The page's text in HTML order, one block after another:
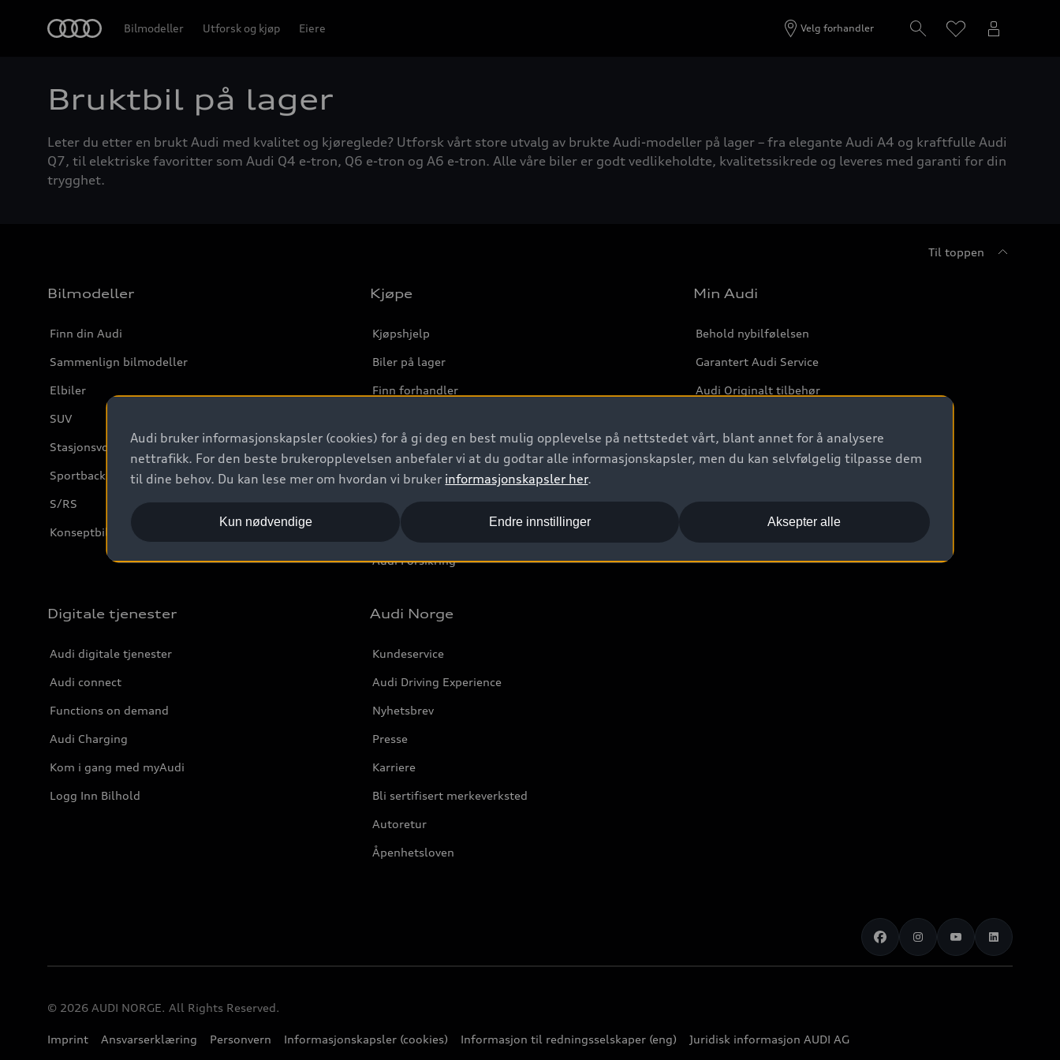
Bilmodeller Utforsk og kjøp Eiere Velg forhandler
Bruktbil på lager
Leter du etter en brukt Audi med kvalitet og kjøreglede? Utforsk vårt store utvalg av brukte Audi-modeller på lager – fra elegante Audi A4 og kraftfulle Audi
Q7, til elektriske favoritter som Audi Q4 e-tron, Q6 e-tron og A6 e-tron. Alle våre biler er godt vedlikeholdte, kvalitetssikrede og leveres med garanti for din
trygghet.
Til toppen
Bilmodeller
Finn din Audi
Sammenlign bilmodeller
Elbiler
SUV
Stasjonsvogn
Sportback
S/RS
Konseptbiler og prototyper
Kjøpe
Kjøpshjelp
Biler på lager
Finn forhandler
Kontakt forhandler
Prislister
Leasing
Bilgarantier
Audi Forsikring
Min Audi
Behold nybilfølelsen
Garantert Audi Service
Audi Originalt tilbehør
Digitale tjenester
Audi digitale tjenester
Audi connect
Functions on demand
Audi Charging
Kom i gang med myAudi
Logg Inn Bilhold
Audi Norge
Kundeservice
Audi Driving Experience
Nyhetsbrev
Presse
Karriere
Bli sertifisert merkeverksted
Autoretur
Åpenhetsloven
© 2026 AUDI NORGE. All Rights Reserved.
Imprint Ansvarserklæring Personvern Informasjonskapsler (cookies) Informasjon til redningsselskaper (eng) Juridisk informasjon AUDI AG
Audi bruker informasjonskapsler (cookies) for å gi deg en best mulig opplevelse på nettstedet vårt, blant annet for å analysere
nettrafikk. For den beste brukeropplevelsen anbefaler vi at du godtar alle informasjonskapsler, men du kan selvfølgelig tilpasse dem
til dine behov. Du kan lese mer om hvordan vi bruker informasjonskapsler her.
Aksepter alle
Kun nødvendige Endre innstillinger